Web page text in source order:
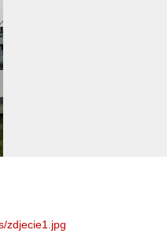
zdjecie1.jpg